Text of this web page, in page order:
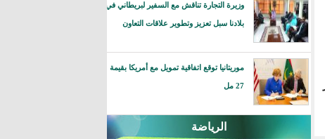
وزيرة التجارة تناقش مع السفير لبريطاني في
بلادنا سبل تعزيز وتطوير علاقات التعاون
موريتانيا توقع اتفاقية تمويل مع أمريكا بقيمة
27 مل
الرياضة